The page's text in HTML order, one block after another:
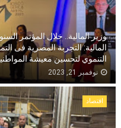
وزير المالية.. خلال المؤتمر
المالية: التجربة المصرية فى
التنموي لتحسين معيشة
نوفمبر 21, 2023
اقتصاد